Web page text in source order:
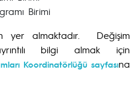
Birimi
yer almaktadır. Değişim
bilgi almak için
Koordinatörlüğü sayfasına